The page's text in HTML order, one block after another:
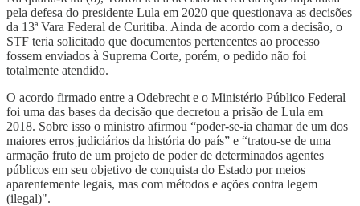
pela defesa do presidente Lula em 2020 que questionava as decisões
da 13ª Vara Federal de Curitiba. Ainda de acordo com a decisão, o
STF teria solicitado que documentos pertencentes ao processo
fossem enviados à Suprema Corte, porém, o pedido não foi
totalmente atendido.
O acordo firmado entre a Odebrecht e o Ministério Público Federal
foi uma das bases da decisão que decretou a prisão de Lula em
2018. Sobre isso o ministro afirmou “poder-se-ia chamar de um dos
maiores erros judiciários da história do país” e “tratou-se de uma
armação fruto de um projeto de poder de determinados agentes
públicos em seu objetivo de conquista do Estado por meios
aparentemente legais, mas com métodos e ações contra legem
(ilegal)".